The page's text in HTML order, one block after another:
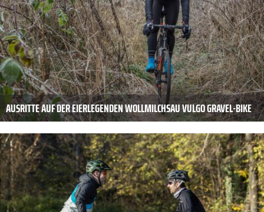
AUSRITTE AUF DER EIERLEGENDEN WOLLMILCHSAU VULGO GRAVEL-BIKE